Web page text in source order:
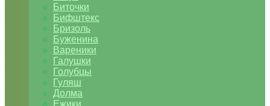
Биточки
Бифштекс
Бризоль
Буженина
Вареники
Галушки
Голубцы
Гуляш
Долма
Ежики